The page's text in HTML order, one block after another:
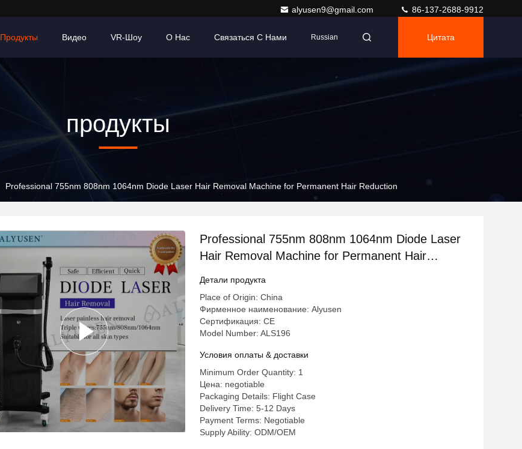
alyusen9@gmail.com 86-137-2688-9912
Продукты Видео VR-Шоу О Нас Связаться С Нами Russian Цитата
продукты
Professional 755nm 808nm 1064nm Diode Laser Hair Removal Machine for Permanent Hair Reduction
Professional 755nm 808nm 1064nm Diode Laser
Hair Removal Machine for Permanent Hair
Детали продукта
Place of Origin: China
Фирменное наименование: Alyusen
Сертификация: CE
Model Number: ALS196
Условия оплаты & доставки
Minimum Order Quantity: 1
Цена: negotiable
Packaging Details: Flight Case
Delivery Time: 5-12 Days
Payment Terms: Negotiable
Supply Ability: ODM/OEM